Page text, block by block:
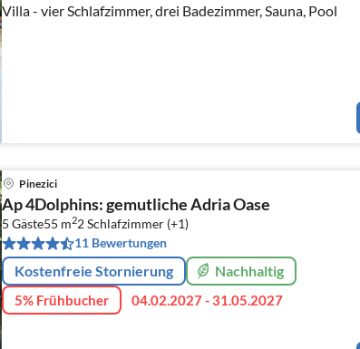
Villa - vier Schlafzimmer, drei Badezimmer, Sauna, Pool
Pinezici
Ap 4Dolphins: gemutliche Adria Oase
5 Gäste55 m22Schlafzimmer (+1)
11 Bewertungen
Kostenfreie Stornierung Nachhaltig
5% Frühbucher 04.02.2027 - 31.05.2027